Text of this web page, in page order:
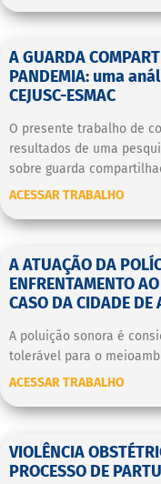
A GUARDA
PANDEMIA: uma
CEJUSC-ESMAC
O presente trabalho de
resultados de uma
sobre guarda
ACESSAR TRABALHO
A ATUAÇÃO DA
ENFRENTAMENTO
CASO DA CIDADE DE
A poluição sonora é
tolerável para o
ACESSAR TRABALHO
VIOLÊNCIA
PROCESSO DE